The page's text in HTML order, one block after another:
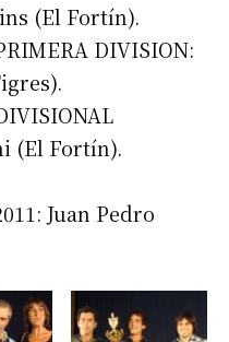
(El Fortín).
DIVISION:
(El Fortín).
Juan Pedro